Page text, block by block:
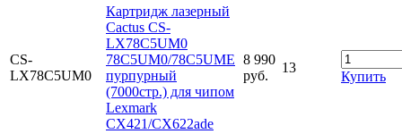
CS-
LX78C5UM0
Картридж лазерный
Cactus CS-
LX78C5UM0
78C5UM0/78C5UME
пурпурный
(7000стр.) для чипом
Lexmark
CX421/CX622ade
8 990
руб.
13
Купить